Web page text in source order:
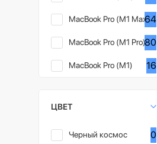
MacBook Pro (M1 Max)64
MacBook Pro (M1 Pro)80
MacBook Pro (M1) 16
ЦВЕТ
Черный космос 0